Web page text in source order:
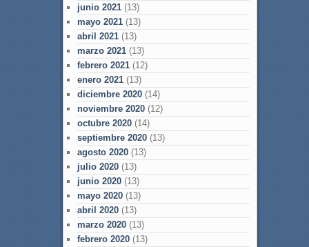
junio 2021(13)
mayo 2021(13)
abril 2021(13)
marzo 2021(13)
febrero 2021(12)
enero 2021(13)
diciembre 2020(14)
noviembre 2020(12)
octubre 2020(14)
septiembre 2020(13)
agosto 2020(13)
julio 2020(13)
junio 2020(13)
mayo 2020(13)
abril 2020(13)
marzo 2020(13)
febrero 2020(13)